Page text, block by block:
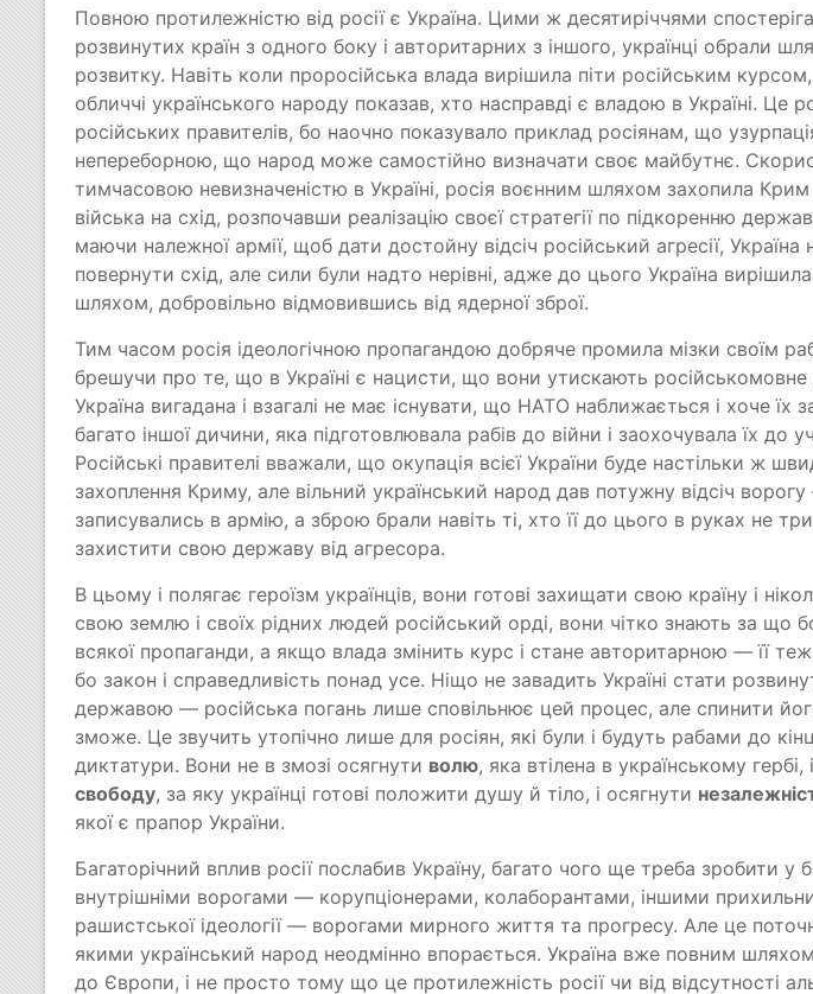
Повною протилежністю від росії є Україна. Цими ж десятиріччями
розвинутих країн з одного боку і авторитарних з іншого, українці обрали
розвитку. Навіть коли проросійська влада вирішила піти російським
обличчі українського народу показав, хто насправді є владою в Україні. Це
російських правителів, бо наочно показувало приклад росіянам, що
непереборною, що народ може самостійно визначати своє майбутнє.
тимчасовою невизначеністю в Україні, росія воєнним шляхом захопила Крим
війська на схід, розпочавши реалізацію своєї стратегії по підкоренню
маючи належної армії, щоб дати достойну відсіч російський агресії, Україна
повернути схід, але сили були надто нерівні, адже до цього Україна
шляхом, добровільно відмовившись від ядерної зброї.
Тим часом росія ідеологічною пропагандою добряче промила мізки своїм
брешучи про те, що в Україні є нацисти, що вони утискають
Україна вигадана і взагалі не має існувати, що НАТО наближається і хоче їх
багато іншої дичини, яка підготовлювала рабів до війни і заохочувала їх до
Російські правителі вважали, що окупація всієї України буде настільки ж
захоплення Криму, але вільний український народ дав потужну відсіч
записувались в армію, а зброю брали навіть ті, хто її до цього в руках не
захистити свою державу від агресора.
В цьому і полягає героїзм українців, вони готові захищати свою країну і
свою землю і своїх рідних людей російський орді, вони чітко знають за що
всякої пропаганди, а якщо влада змінить курс і стане авторитарною — її
бо закон і справедливість понад усе. Ніщо не завадить Україні стати
державою — російська погань лише сповільнює цей процес, але спинити
зможе. Це звучить утопічно лише для росіян, які були і будуть рабами до
диктатури. Вони не в змозі осягнути волю, яка втілена в українському гербі,
свободу, за яку українці готові положити душу й тіло, і осягнути
якої є прапор України.
Багаторічний вплив росії послабив Україну, багато чого ще треба зробити у
внутрішніми ворогами — корупціонерами, колаборантами, іншими
рашистської ідеології — ворогами мирного життя та прогресу. Але це
якими український народ неодмінно впорається. Україна вже повним
до Європи, і не просто тому що це протилежність росії чи від відсутності